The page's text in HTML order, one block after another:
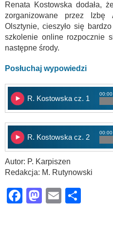
Renata Kostowska dodała,
zorganizowane przez Izbę
Olsztynie, cieszyło się
szkolenie online rozpocznie
następne środy.
Posłuchaj wypowiedzi
R. Kostowska cz. 1
R. Kostowska cz. 2
Autor: P. Karpiszen
Redakcja: M. Rutynowski
Facebook
Mastodon
Email